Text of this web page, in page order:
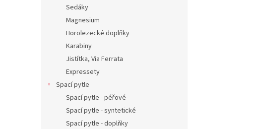
Sedáky
Magnesium
Horolezecké doplňky
Karabiny
Jistítka, Via Ferrata
Expressety
Spací pytle
Spací pytle - péřové
Spací pytle - syntetické
Spací pytle - doplňky